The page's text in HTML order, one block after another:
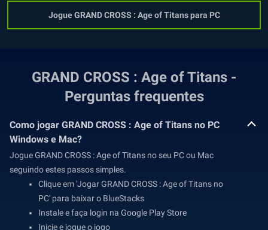
Jogue GRAND CROSS : Age of Titans para PC
GRAND CROSS : Age of Titans -
Perguntas frequentes
Como jogar GRAND CROSS : Age of Titans no PC
Windows e Mac?
Jogue GRAND CROSS : Age of Titans no seu PC ou Mac
seguindo estes passos simples.
Clique em 'Jogar GRAND CROSS : Age of Titans no
PC' para baixar o BlueStacks
Instale e faça login na Google Play Store
Inicie e jogue o jogo